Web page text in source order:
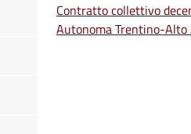
Contratto collettivo
Autonoma Trentino-Alto